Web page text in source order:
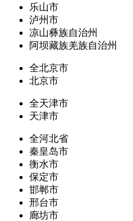
乐山市
泸州市
凉山彝族自治州
阿坝藏族羌族自治州
全北京市
北京市
全天津市
天津市
全河北省
秦皇岛市
衡水市
保定市
邯郸市
邢台市
廊坊市